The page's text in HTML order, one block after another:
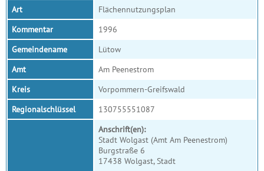
Art
Flächennutzungsplan
Kommentar
1996
Gemeindename
Lütow
Amt
Am Peenestrom
Kreis
Vorpommern-Greifswald
Regionalschlüssel
130755551087
Anschrift(en):
Stadt Wolgast (Amt Am Peenestrom)
Burgstraße 6
17438 Wolgast, Stadt